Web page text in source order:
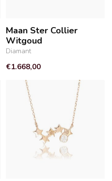
Maan Ster Collier
Witgoud
Diamant
€1.668,00